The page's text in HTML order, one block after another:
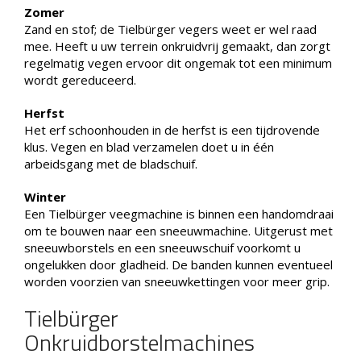
Zomer
Zand en stof; de Tielbürger vegers weet er wel raad
mee. Heeft u uw terrein onkruidvrij gemaakt, dan zorgt
regelmatig vegen ervoor dit ongemak tot een minimum
wordt gereduceerd.
Herfst
Het erf schoonhouden in de herfst is een tijdrovende
klus. Vegen en blad verzamelen doet u in één
arbeidsgang met de bladschuif.
Winter
Een Tielbürger veegmachine is binnen een handomdraai
om te bouwen naar een sneeuwmachine. Uitgerust met
sneeuwborstels en een sneeuwschuif voorkomt u
ongelukken door gladheid. De banden kunnen eventueel
worden voorzien van sneeuwkettingen voor meer grip.
Tielbürger
Onkruidborstelmachines